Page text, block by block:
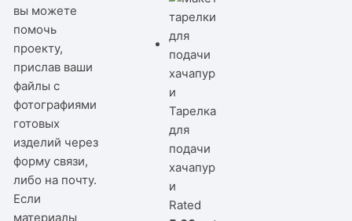
вы можете
помочь
проекту,
прислав ваши
файлы с
фотографиями
готовых
изделий через
форму связи,
либо на почту.
Если
материалы
Тарелка
для
подачи
хачапур
и
Rated